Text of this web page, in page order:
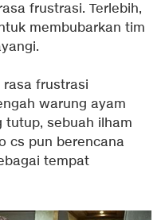
frustrasi. Terlebih,
membubarkan tim
rasa frustrasi
warung ayam
tutup, sebuah ilham
cs pun berencana
tempat